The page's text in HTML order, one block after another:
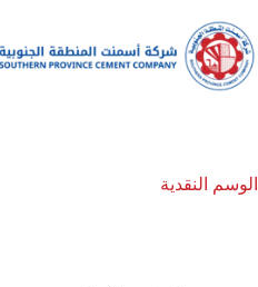
الوسم النقدية